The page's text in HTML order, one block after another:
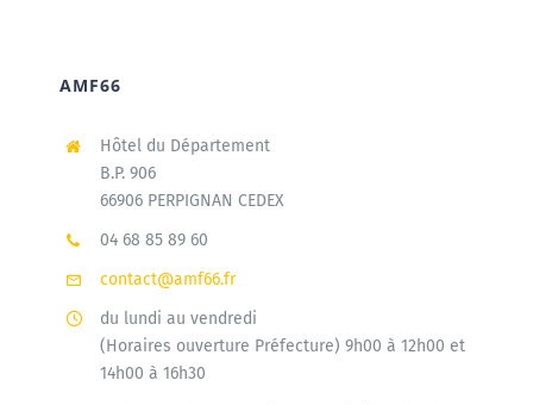
AMF66
Hôtel du Département
B.P. 906
66906 PERPIGNAN CEDEX
04 68 85 89 60
contact@amf66.fr
du lundi au vendredi
(Horaires ouverture Préfecture) 9h00 à 12h00 et
14h00 à 16h30